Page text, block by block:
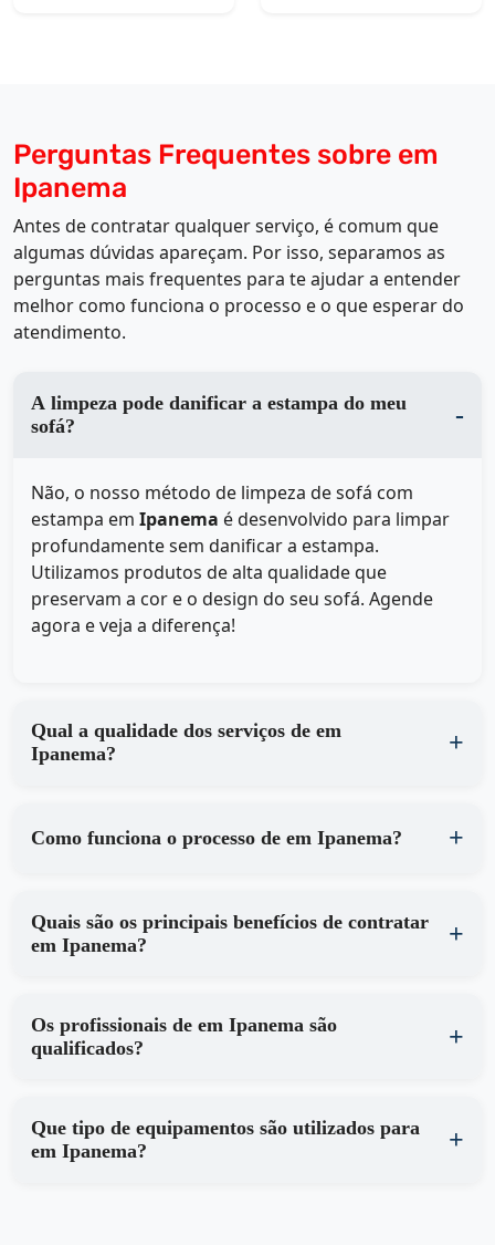
Perguntas Frequentes sobre em
Ipanema
Antes de contratar qualquer serviço, é comum que
algumas dúvidas apareçam. Por isso, separamos as
perguntas mais frequentes para te ajudar a entender
melhor como funciona o processo e o que esperar do
atendimento.
A limpeza pode danificar a estampa do meu
sofá?
Não, o nosso método de limpeza de sofá com
estampa em Ipanema é desenvolvido para limpar
profundamente sem danificar a estampa.
Utilizamos produtos de alta qualidade que
preservam a cor e o design do seu sofá. Agende
agora e veja a diferença!
Qual a qualidade dos serviços de em
Ipanema?
Como funciona o processo de em Ipanema?
Quais são os principais benefícios de contratar
em Ipanema?
Os profissionais de em Ipanema são
qualificados?
Que tipo de equipamentos são utilizados para
em Ipanema?